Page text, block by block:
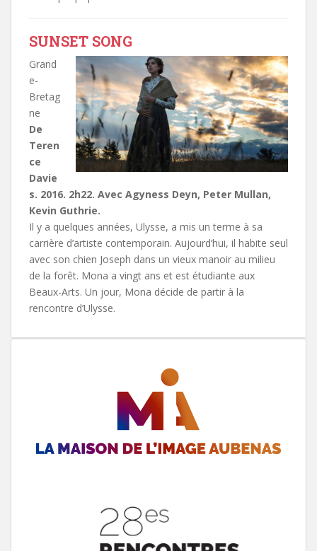
SUNSET SONG
Grand
e-
Bretag
ne
De
Teren
ce
Davie
s. 2016. 2h22. Avec Agyness Deyn, Peter Mullan,
Kevin Guthrie.
Il y a quelques années, Ulysse, a mis un terme à sa
carrière d’artiste contemporain. Aujourd’hui, il habite seul
avec son chien Joseph dans un vieux manoir au milieu
de la forêt. Mona a vingt ans et est étudiante aux
Beaux-Arts. Un jour, Mona décide de partir à la
rencontre d’Ulysse.